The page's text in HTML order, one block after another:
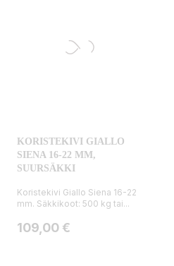
KORISTEKIVI GIALLO
SIENA 16-22 MM,
SUURSÄKKI
Koristekivi Giallo Siena 16-22
mm. Säkkikoot: 500 kg tai...
Hinta
109,00 €